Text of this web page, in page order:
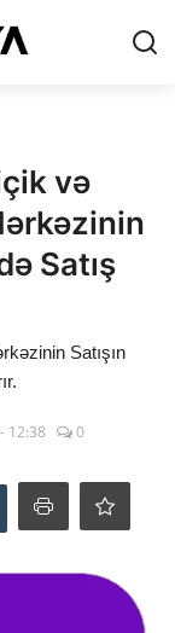
və
Satış
Satışın
12:38 0